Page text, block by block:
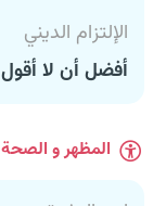
الإلتزام الديني
أفضل أن لا أقول
المظهر و الصحة